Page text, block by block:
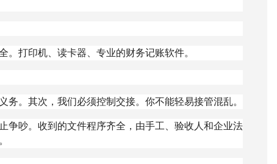
打印机、读卡器、专业的财务记账软件。
。其次，我们必须控制交接。你不能轻易接管混乱。
争吵。收到的文件程序齐全，由手工、验收人和企业法